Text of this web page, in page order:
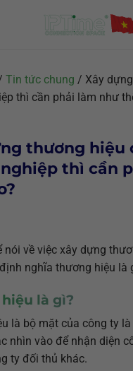
Tin tức chung / Xây
thì cần phải làm như
thương hiệu
thì cần
nói về việc xây dựng
nghĩa thương hiệu là
là gì?
là bộ mặt của công ty
nhìn vào để nhận diện
ty đối thủ khác.